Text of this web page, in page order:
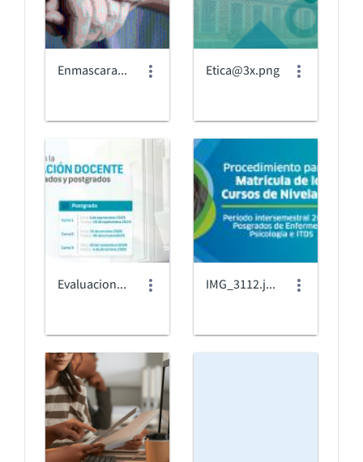
Enmascarar grupo 2.png Etica@3x.png
EvaluacionDocente_2026 2.jpg IMG_3112.jpeg